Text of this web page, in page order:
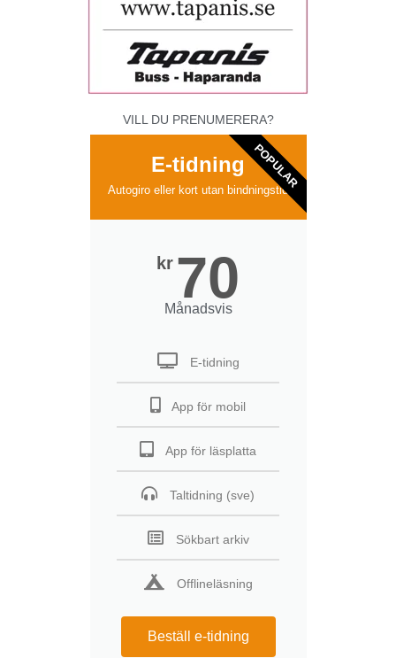
VILL DU PRENUMERERA?
E-tidning
Autogiro eller kort utan bindningstid
kr 70
Månadsvis
E-tidning
App för mobil
App för läsplatta
Taltidning (sve)
Sökbart arkiv
Offlineläsning
Beställ e-tidning
POPULAR